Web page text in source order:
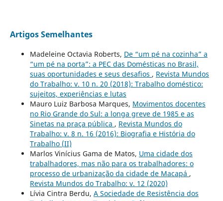
Artigos Semelhantes
Madeleine Octavia Roberts, De “um pé na cozinha” a
“um pé na porta”: a PEC das Domésticas no Brasil,
suas oportunidades e seus desafios , Revista Mundos
do Trabalho: v. 10 n. 20 (2018): Trabalho doméstico:
sujeitos, experiências e lutas
Mauro Luiz Barbosa Marques, Movimentos docentes
no Rio Grande do Sul: a longa greve de 1985 e as
Sinetas na praça pública , Revista Mundos do
Trabalho: v. 8 n. 16 (2016): Biografia e História do
Trabalho (II)
Marlos Vinícius Gama de Matos, Uma cidade dos
trabalhadores, mas não para os trabalhadores: o
processo de urbanização da cidade de Macapá ,
Revista Mundos do Trabalho: v. 12 (2020)
Lívia Cintra Berdu, A Sociedade de Resistência dos